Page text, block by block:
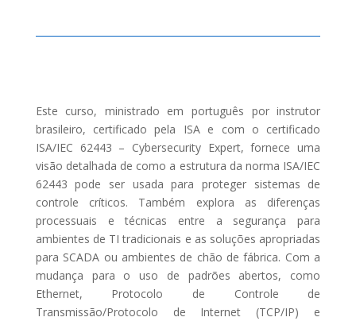
Este curso, ministrado em português por instrutor
brasileiro, certificado pela ISA e com o certificado
ISA/IEC 62443 – Cybersecurity Expert, fornece uma
visão detalhada de como a estrutura da norma ISA/IEC
62443 pode ser usada para proteger sistemas de
controle críticos. Também explora as diferenças
processuais e técnicas entre a segurança para
ambientes de TI tradicionais e as soluções apropriadas
para SCADA ou ambientes de chão de fábrica. Com a
mudança para o uso de padrões abertos, como
Ethernet, Protocolo de Controle de
Transmissão/Protocolo de Internet (TCP/IP) e